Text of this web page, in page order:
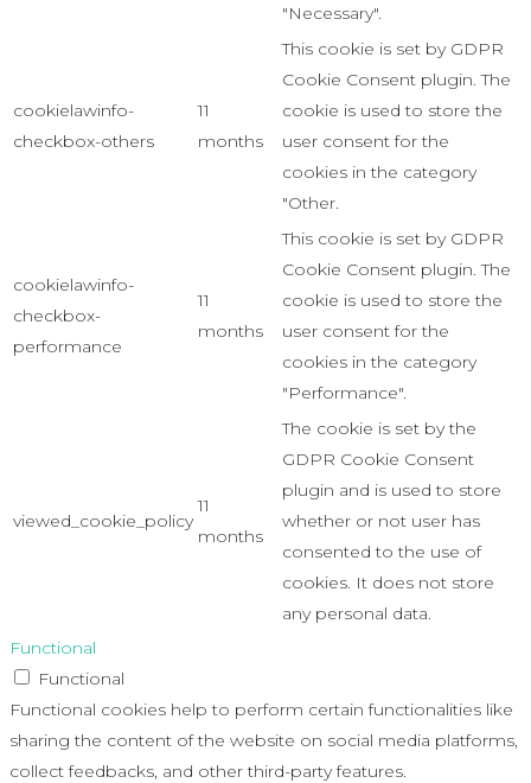
"Necessary".
cookielawinfo-
checkbox-others
11
months
This cookie is set by GDPR
Cookie Consent plugin. The
cookie is used to store the
user consent for the
cookies in the category
"Other.
cookielawinfo-
checkbox-
performance
11
months
This cookie is set by GDPR
Cookie Consent plugin. The
cookie is used to store the
user consent for the
cookies in the category
"Performance".
viewed_cookie_policy
11
months
The cookie is set by the
GDPR Cookie Consent
plugin and is used to store
whether or not user has
consented to the use of
cookies. It does not store
any personal data.
Functional
Functional
Functional cookies help to perform certain functionalities like
sharing the content of the website on social media platforms,
collect feedbacks, and other third-party features.